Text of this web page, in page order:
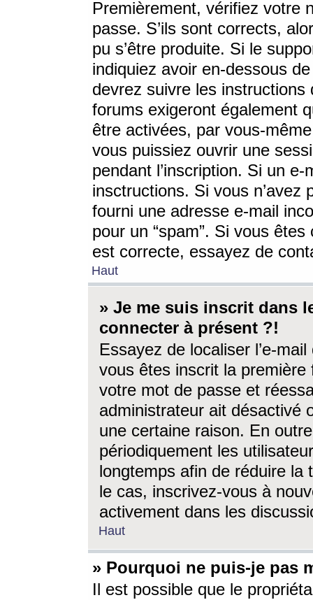
Premièrement, vérifiez votre
passe. S’ils sont corrects,
pu s’être produite. Si le
indiquiez avoir en-dessous
devrez suivre les
forums exigeront également
être activées, par vous-
vous puissiez ouvrir une
pendant l’inscription. Si un
insctructions. Si vous n’avez
fourni une adresse e-mail
pour un “spam”. Si vous
est correcte, essayez de
Haut
» Je me suis inscrit dans
connecter à présent ?!
Essayez de localiser l’e-
vous êtes inscrit la première
votre mot de passe et
administrateur ait désactivé
une certaine raison. En
périodiquement les
longtemps afin de réduire la
le cas, inscrivez-vous à
activement dans les
Haut
» Pourquoi ne puis-je pas
Il est possible que le